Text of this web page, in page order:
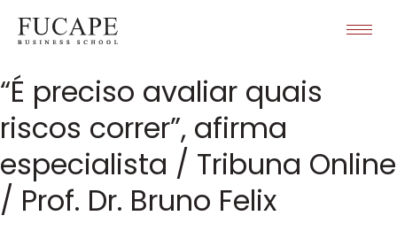
“É preciso avaliar quais
riscos correr”, afirma
especialista / Tribuna Online
/ Prof. Dr. Bruno Felix